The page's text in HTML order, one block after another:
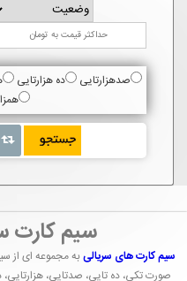
ده هزارتایی
صدهزارتایی
سیم کارت
سیم کارت های سریالی به مجموعه ای از
صورت تکی، ده تایی، صدتایی، هزارتایی،